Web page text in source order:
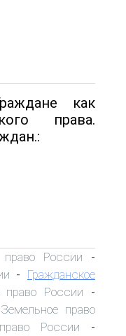
как
права.
право России -
- Гражданское
право России -
Земельное право
России -